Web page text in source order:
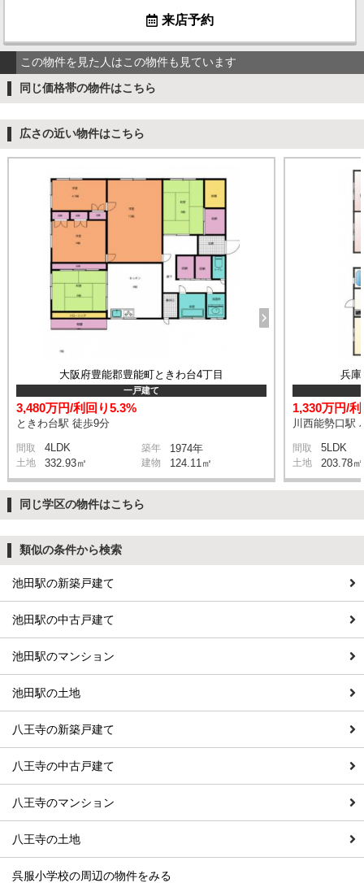
来店予約
この物件を見た人はこの物件も見ています
同じ価格帯の物件はこちら
広さの近い物件はこちら
大阪府豊能郡豊能町ときわ台4丁目
一戸建て
3,480万円/利回り5.3%
ときわ台駅 徒歩9分
間取 4LDK 築年 1974年
土地 332.93㎡ 建物 124.11㎡
兵庫
1,330万円/
川西能勢口駅
間取 5LDK
土地 203.78㎡
同じ学区の物件はこちら
類似の条件から検索
池田駅の新築戸建て
池田駅の中古戸建て
池田駅のマンション
池田駅の土地
八王寺の新築戸建て
八王寺の中古戸建て
八王寺のマンション
八王寺の土地
呉服小学校の周辺の物件をみる